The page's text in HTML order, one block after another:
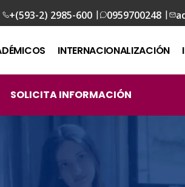
+(593-2) 2985-600 | 0959700248 |
INTERNACIONALIZACIÓN
SOLICITA INFORMACIÓN